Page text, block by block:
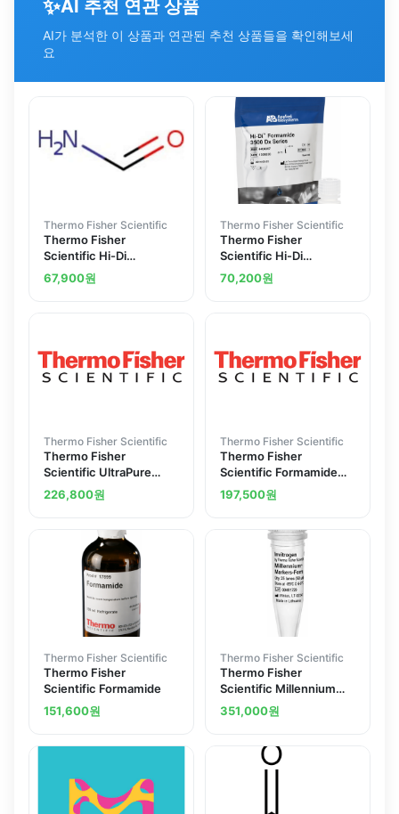
✨AI 추천 연관 상품
AI가 분석한 이 상품과 연관된 추천 상품들을 확인해보세
요
Thermo Fisher Scientific
Thermo Fisher
Scientific Hi-Di
Formamide
67,900원
Thermo Fisher Scientific
Thermo Fisher
Scientific Hi-Di
Formamide 3500 Dx
Series
70,200원
Thermo Fisher Scientific
Thermo Fisher
Scientific UltraPure
Formamide
226,800원
Thermo Fisher Scientific
Thermo Fisher
Scientific Formamide
Deionized 500 g
197,500원
Thermo Fisher Scientific
Thermo Fisher
Scientific Formamide
151,600원
Thermo Fisher Scientific
Thermo Fisher
Scientific Millennium
RNA Markers-
Formamide
351,000원